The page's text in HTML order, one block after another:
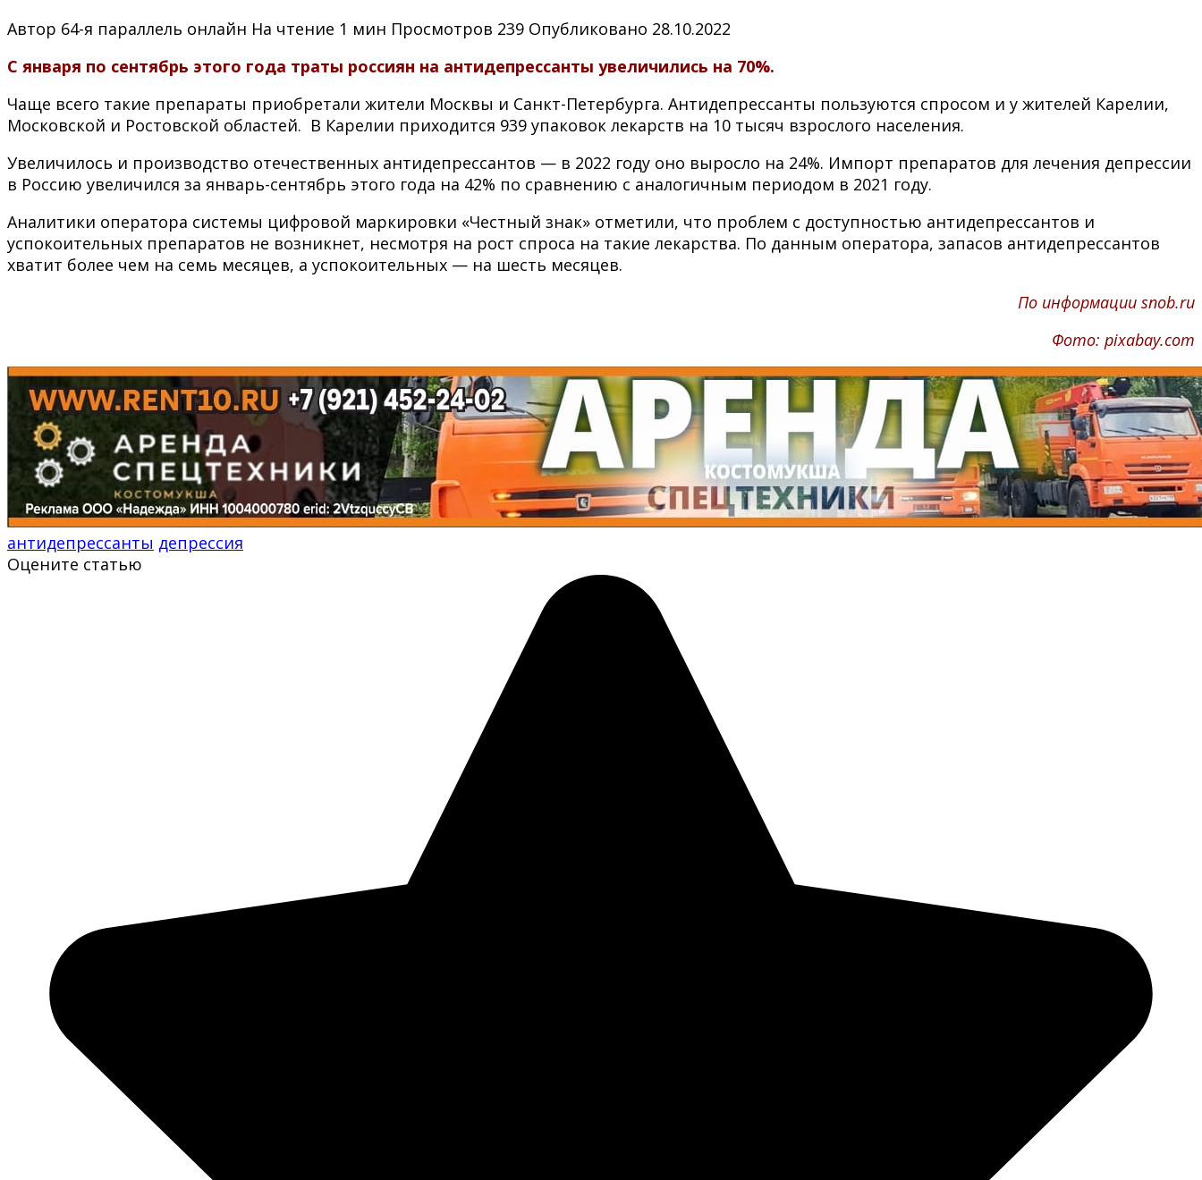
Автор 64-я параллель онлайн На чтение 1 мин Просмотров 239 Опубликовано 28.10.2022
С января по сентябрь этого года траты россиян на антидепрессанты увеличились на 70%.
Чаще всего такие препараты приобретали жители Москвы и Санкт-Петербурга. Антидепрессанты пользуются спросом и у жителей Карелии,
Московской и Ростовской областей. В Карелии приходится 939 упаковок лекарств на 10 тысяч взрослого населения.
Увеличилось и производство отечественных антидепрессантов — в 2022 году оно выросло на 24%. Импорт препаратов для лечения депрессии
в Россию увеличился за январь-сентябрь этого года на 42% по сравнению с аналогичным периодом в 2021 году.
Аналитики оператора системы цифровой маркировки «Честный знак» отметили, что проблем с доступностью антидепрессантов и
успокоительных препаратов не возникнет, несмотря на рост спроса на такие лекарства. По данным оператора, запасов антидепрессантов
хватит более чем на семь месяцев, а успокоительных — на шесть месяцев.
По информации snob.ru
Фото: pixabay.com
антидепрессанты депрессия
Оцените статью